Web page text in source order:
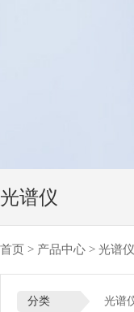
光谱仪
首页 > 产品中心 > 光谱仪
分类 光谱